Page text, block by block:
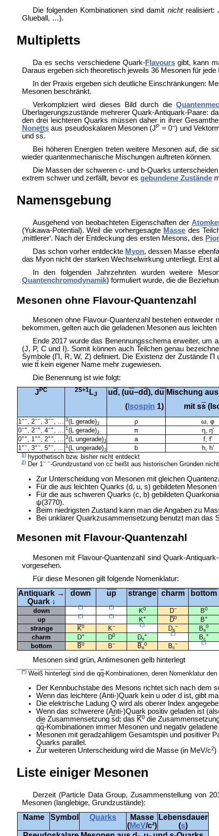
Die folgenden Kombinationen sind damit nichtrealisiert:
Glueball, …).
Multipletts
Da es sechs verschiedene Quark-Flavoursgibt, kann
Daraus ergeben sich theoretisch jeweils 36 Mesonen für
In der Praxis ergeben sich deutliche Einschränkungen:
Mesonen beschränkt.
Verkompliziert wird dieses Bild durch die
Überlagerungszustände mehrerer Quark-Antiquark-Paare:
den drei leichteren Quarks müssen daher in ihrer
Nonettsaus pseudoskalaren Mesonen (JP = 0−) und
und ss.
Bei höheren Energien treten weitere Mesonen auf, die
wieder quantenmechanische Mischungen auftreten können.
Die Massen der schweren c- und b-Quarks
extrem schwer und zerfällt, bevor es gebundene Zustände
Namensgebung
Ausgehend von beobachteten Eigenschaften der
(Yukawa-Potential). Weil die vorhergesagte Masse des
‚mittlerer‘. Nach der Entdeckung des ersten Mesons, des
Das schon vorher entdeckte Myon, dessen Masse
das Myon nicht der starken Wechselwirkung unterliegt. Erst
In den folgenden Jahrzehnten wurden weitere
Quantenchromodynamik) formuliert wurde, die die
Mesonen ohne Flavour-Quantenzahl
Mesonen ohne Flavour-Quantenzahl bestehen
bekommen, gelten auch die geladenen Mesonen aus
Ende 2017 wurde das Benennungsschema erweiter,
(J, P, C und I). Somit können auch Teilchen genau
Symbole (Π, R, W, Z) definiert. Die Existenz der Zustände
wie ttkein eigener Name mehr zugewiesen.
Die Benennung ist wie folgt:
JPC 2S+1LJ ud , (uu−dd), d u
( Isospin 1)
Mischung
mit ss
1−−, 2−−, 3−−, … 3(L gerade)J ρ
ω, φ
0−+, 2−+, 4−+, … 1 (L gerade)J π
η, η'
0++, 1++, 2++, … 3(L ungerade)J a
f, f'
1+−, 3+−, 5+−, … 1 (L ungerade)J b h, h’
1)hypothetisch bzw. bisher nicht entdeckt
2)Der 1− −-Grundzustand von cc heißt aus historischen Gründen
Zur Unterscheidung von Mesonen mit gleichen
Für die aus leichten Quarks (d, u, s) gebildeten
Für die aus schweren Quarks (c, b) gebildeten
ψ(3770).
Beim niedrigsten Zustand kann man die Angaben zu
Bei unklarer Quarkzusammensetzung benutzt man das
Mesonen mit Flavour-Quantenzahl
Mesonen mit Flavour-Quantenzahl sind Quark-
vorgesehen.
Für diese Mesonen gilt folgende Nomenklatur:
Antiquark →
Quark ↓
down up strange charm bottom
down
(*) (*)
K0 D− B0
up
(*) (*)
K+ D0 B+
strange K0 K− (*)
Ds
− Bs
0
charm D+ D0 Ds
+ (*)
Bc
+
bottom B0 B− Bs
0 Bc
− (*)
Mesonen sind grün, Antimesonen gelb hinterlegt
(*)Weiß hinterlegt sind die qq-Kombinationen, deren Nomenklatur
Der Kennbuchstabe des Mesons richtet sich nach dem
Wenn das leichtere (Anti-)Quark kein u oder d ist, gibt
Die elektrische Ladung Q wird als oberer Index
Wenn das schwerere (Anti-)Quark positiv geladen ist
die Zusammensetzung sd; das K0die
qq-Kombinationen immer Mesonen und negativ geladene
Mesonen mit geradzahligem Gesamtspin und positiver
Quarks parallel.
Zur weiteren Unterscheidung wird die Masse (in MeV/c2)
Liste einiger Mesonen
Derzeit (Particle Data Group, Zusammenstellung von
Mesonen (langlebige, Grundzustände):
Name Symbol Quarks
Masse
(MeV/c²)
Lebensdauer
(s)